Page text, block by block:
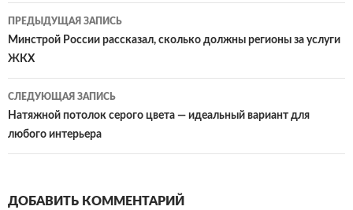
Навигация
записям
ПРЕДЫДУЩАЯ ЗАПИСЬ
Минстрой России рассказал, сколько должны регионы за услуги
ЖКХ
СЛЕДУЮЩАЯ ЗАПИСЬ
Натяжной потолок серого цвета — идеальный вариант для
любого интерьера
ДОБАВИТЬ КОММЕНТАРИЙ